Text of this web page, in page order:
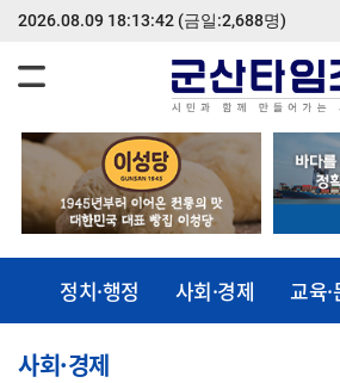
2026.08.09 18:13:42 (금일:2,688명)
정치·행정 사회·경제 교육·
사회·경제